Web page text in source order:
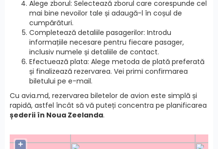
Alege zborul: Selectează zborul care corespunde cel
mai bine nevoilor tale și adaugă-l în coșul de
cumpărături.
Completează detaliile pasagerilor: Introdu
informațiile necesare pentru fiecare pasager,
inclusiv numele și detaliile de contact.
Efectuează plata: Alege metoda de plată preferată
și finalizează rezervarea. Vei primi confirmarea
biletului pe e-mail.
Cu avia.md, rezervarea biletelor de avion este simplă și
rapidă, astfel încât să vă puteți concentra pe planificarea
șederii în Noua Zeelanda.
+